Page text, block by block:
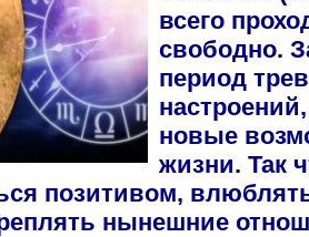
всего
свободно.
период
новые
жизни. Так
позитивом,
нынешние